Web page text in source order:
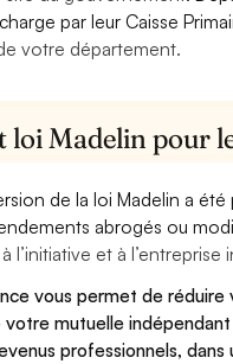
par leur Caisse
votre département.
loi Madelin pour
de la loi Madelin a
abrogés ou
l’initiative et à l’entreprise
vous permet de
mutuelle
professionnels,